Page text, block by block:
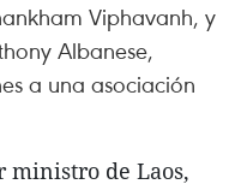
Viphavanh, y
Albanese,
a una asociación
ministro de Laos,